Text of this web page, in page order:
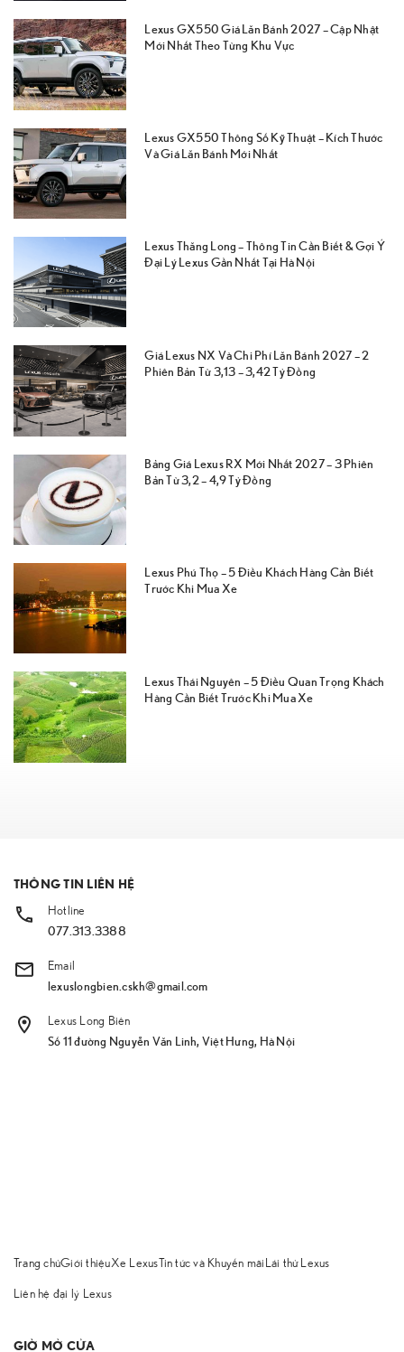
Lexus GX550 Giá Lăn Bánh 2027 – Cập Nhật
Mới Nhất Theo Từng Khu Vực
Lexus GX550 Thông Số Kỹ Thuật – Kích Thước
Và Giá Lăn Bánh Mới Nhất
Lexus Thăng Long – Thông Tin Cần Biết & Gợi Ý
Đại Lý Lexus Gần Nhất Tại Hà Nội
Giá Lexus NX Và Chi Phí Lăn Bánh 2027 – 2
Phiên Bản Từ 3,13 – 3,42 Tỷ Đồng
Bảng Giá Lexus RX Mới Nhất 2027 – 3 Phiên
Bản Từ 3,2 – 4,9 Tỷ Đồng
Lexus Phú Thọ – 5 Điều Khách Hàng Cần Biết
Trước Khi Mua Xe
Lexus Thái Nguyên – 5 Điều Quan Trọng Khách
Hàng Cần Biết Trước Khi Mua Xe
THÔNG TIN LIÊN HỆ
Hotline
077.313.3388
Email
lexuslongbien.cskh@gmail.com
Lexus Long Biên
Số 11 đường Nguyễn Văn Linh, Việt Hưng, Hà Nội
Trang chủGiới thiệuXe LexusTin tức và Khuyến mãi Lái thử Lexus
Liên hệ đại lý Lexus
GIỜ MỞ CỬA